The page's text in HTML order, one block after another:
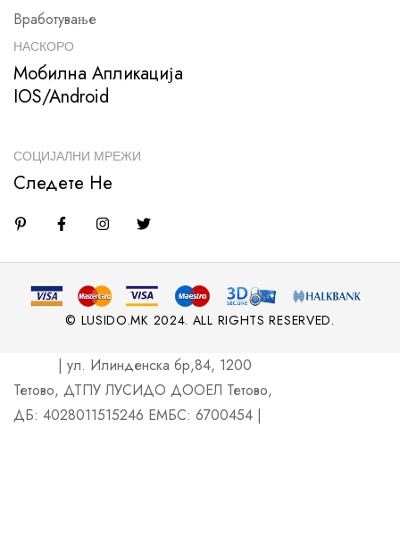
Вработување
НАСКОРО
Мобилна Апликација
IOS/Android
СОЦИЈАЛНИ МРЕЖИ
Следете Не
© LUSIDO.MK 2024. ALL RIGHTS RESERVED.
| ул. Илинденска бр,84, 1200
Тетово, ДТПУ ЛУСИДО ДООЕЛ Тетово,
ДБ: 4028011515246 ЕМБС: 6700454 |